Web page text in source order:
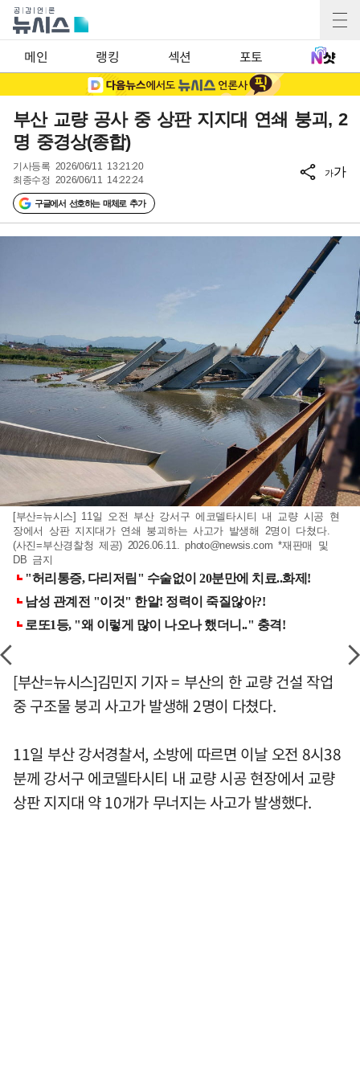
메인 랭킹 섹션 포토
부산 교량 공사 중 상판 지지대 연쇄 붕괴, 2
명 중경상(종합)
기사등록 2026/06/11 13:21:20
최종수정 2026/06/11 14:22:24
구글에서 선호하는 매체로 추가
가가
[부산=뉴시스] 11일 오전 부산 강서구 에코델타시티 내 교량 시공 현
장에서 상판 지지대가 연쇄 붕괴하는 사고가 발생해 2명이 다쳤다.
(사진=부산경찰청 제공) 2026.06.11.photo@newsis.com *재판매 및
DB 금지
[부산=뉴시스]김민지 기자 = 부산의 한 교량 건설 작업
중 구조물 붕괴 사고가 발생해 2명이 다쳤다.
11일 부산 강서경찰서, 소방에 따르면 이날 오전 8시38
분께 강서구 에코델타시티 내 교량 시공 현장에서 교량
상판 지지대 약 10개가 무너지는 사고가 발생했다.